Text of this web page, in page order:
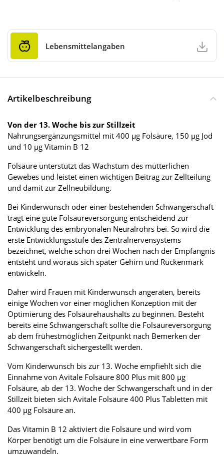
Lebensmittelangaben
Artikelbeschreibung
Von der 13. Woche bis zur Stillzeit
Nahrungsergänzungsmittel mit 400 µg Folsäure, 150 µg Jod
und 10 µg Vitamin B 12
Folsäure unterstützt das Wachstum des mütterlichen
Gewebes und leistet einen wichtigen Beitrag zur Zellteilung
und damit zur Zellneubildung.
Bei Kinderwunsch oder einer bestehenden Schwangerschaft
trägt eine gute Folsäureversorgung entscheidend zur
Entwicklung des embryonalen Neuralrohrs bei. So wird die
erste Entwicklungsstufe des Zentralnervensystems
bezeichnet, welche schon drei Wochen nach der Empfängnis
entsteht und woraus sich später Gehirn und Rückenmark
entwickeln.
Daher wird Frauen mit Kinderwunsch angeraten, bereits
einige Wochen vor einer möglichen Konzeption mit der
Optimierung des Folsäurehaushalts zu beginnen. Besteht
bereits eine Schwangerschaft sollte die Folsäureversorgung
ab dem frühestmöglichen Zeitpunkt nach Bemerken der
Schwangerschaft sichergestellt werden.
Vom Kinderwunsch bis zur 13. Woche empfiehlt sich die
Einnahme von Avitale Folsäure 800 Plus mit 800 µg
Folsäure, ab der 13. Woche der Schwangerschaft und in der
Stillzeit bieten sich Avitale Folsäure 400 Plus Tabletten mit
400 µg Folsäure an.
Das Vitamin B 12 aktiviert die Folsäure und wird vom
Körper benötigt um die Folsäure in eine verwertbare Form
umzuwandeln.